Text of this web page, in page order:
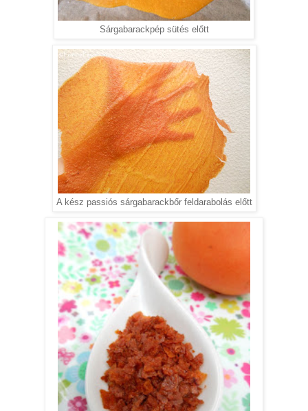
Sárgabarackpép sütés előtt
A kész passiós sárgabarackbőr feldarabolás előtt